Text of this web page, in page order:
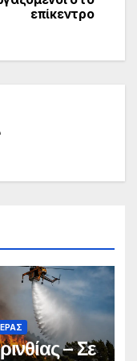
επίκεντρο
– Σε